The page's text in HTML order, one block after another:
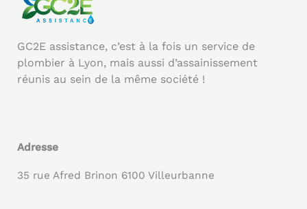
GC2E assistance, c’est à la fois un service de
plombier à Lyon, mais aussi d’assainissement
réunis au sein de la même société !
Adresse
35 rue Afred Brinon 6100 Villeurbanne